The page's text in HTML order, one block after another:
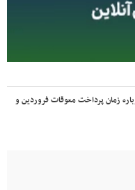
زمان پرداخت معوقات فروردین و